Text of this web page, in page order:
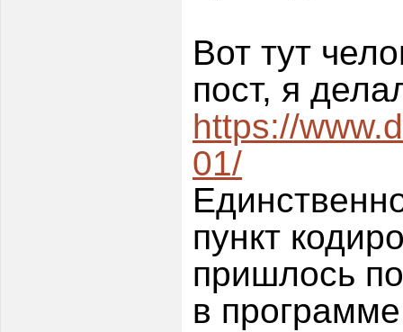
Вот тут
пост, я
https://
01/
пункт
пришлось
в